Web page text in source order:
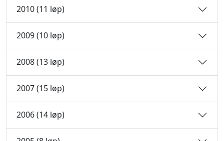
2010 (11 løp)
2009 (10 løp)
2008 (13 løp)
2007 (15 løp)
2006 (14 løp)